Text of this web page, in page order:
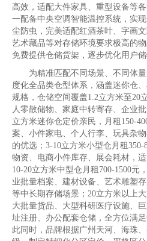
高效，适配大件家具、重型设备等
一配备中央空调智能温控系统，实
尘防虫，完美适配红酒茶叶、字画
艺术藏品等对存储环境要求极高的
免费提供仓储货架，逐步优化用户
为精准匹配不同场景、不同体量
度化全品类仓型体系，涵盖迷你仓
规格，仓储空间覆盖1.2立方米至20
人零散储物、家庭中转寄存、企业
立方米迷你仓定价亲民，月租150-
案、小件家电、个人行李、玩具杂
的优选；3-10立方米小型仓月租
物资、电商小件库存、展会耗材，
10-20立方米中型仓月租700-1500元
业批量档案、建材设备、艺术雕塑
等中长期存储场景；20立方米以上
大批量货品、大型科研医疗设施、
址注册、办公配套仓储，全方位满
此同时，品牌根据广州天河、海珠